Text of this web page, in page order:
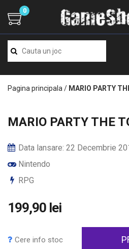
0
Pagina principala / MARIO PARTY
MARIO PARTY THE
Data lansare: 22 Decembrie
Nintendo
RPG
199,90 lei
Cere info stoc